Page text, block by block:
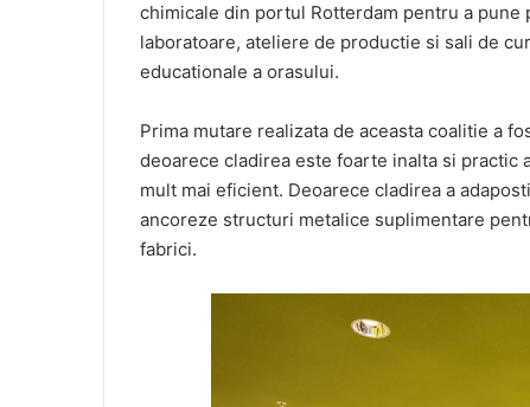
chimicale din portul Rotterdam pentru a
laboratoare, ateliere de productie si sali de
educationale a orasului.
Prima mutare realizata de aceasta coalitie a
deoarece cladirea este foarte inalta si practic
mult mai eficient. Deoarece cladirea a
ancoreze structuri metalice suplimentare
fabrici.